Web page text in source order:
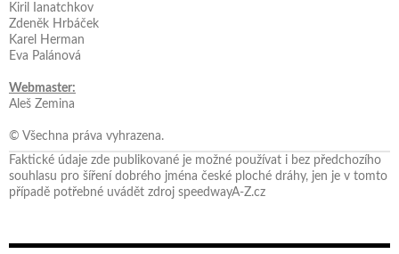
Kiril Ianatchkov
Zdeněk Hrbáček
Karel Herman
Eva Palánová
Webmaster:
Aleš Zemina
© Všechna práva vyhrazena.
Faktické údaje zde publikované je možné používat i bez předchozího
souhlasu pro šíření dobrého jména české ploché dráhy, jen je v tomto
případě potřebné uvádět zdroj speedwayA-Z.cz